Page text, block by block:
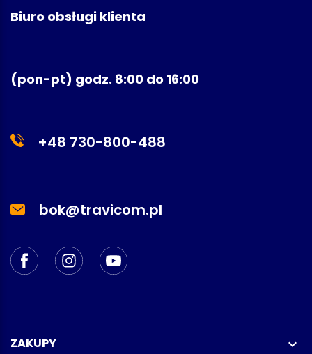
Biuro obsługi klienta
(pon-pt) godz. 8:00 do 16:00
+48 730-800-488
bok@travicom.pl
ZAKUPY 